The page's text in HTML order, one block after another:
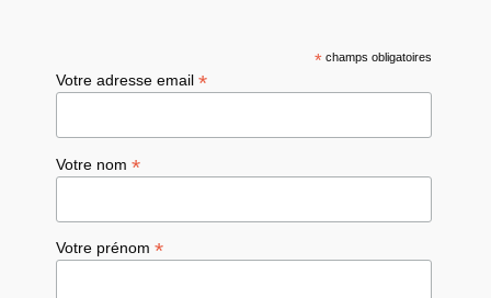
*champs obligatoires
Votre adresse email*
Votre nom*
Votre prénom*